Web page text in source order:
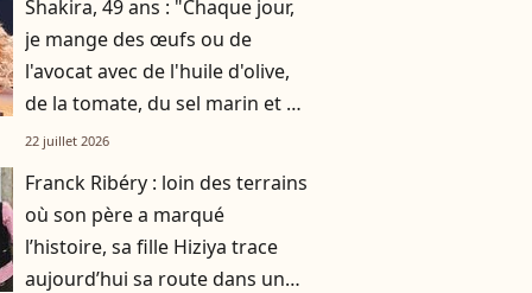
Shakira, 49 ans : "Chaque jour,
je mange des œufs ou de
l'avocat avec de l'huile d'olive,
de la tomate, du sel marin et un
smoothie"
22 juillet 2026
Franck Ribéry : loin des terrains
où son père a marqué
l’histoire, sa fille Hiziya trace
aujourd’hui sa route dans un